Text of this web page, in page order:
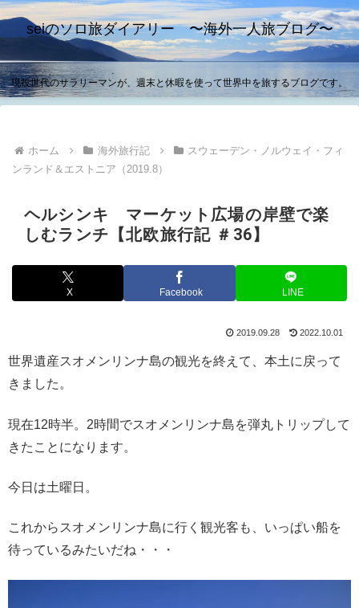
seiのソロ旅ダイアリー 〜海外一人旅ブログ〜
現役世代のサラリーマンが、週末と休暇を使って世界中を旅するブログです。
ホーム 海外旅行記
スウェーデン・ノルウェイ・フィ
ンランド＆エストニア（2019.8）
ヘルシンキ マーケット広場の岸壁で楽
しむランチ【北欧旅行記 ＃36】
X Facebook LINE
2019.09.28 2022.10.01
世界遺産スオメンリンナ島の観光を終えて、本土に戻って
きました。
現在12時半。2時間でスオメンリンナ島を弾丸トリップして
きたことになります。
今日は土曜日。
これからスオメンリンナ島に行く観光客も、いっぱい船を
待っているみたいだね・・・